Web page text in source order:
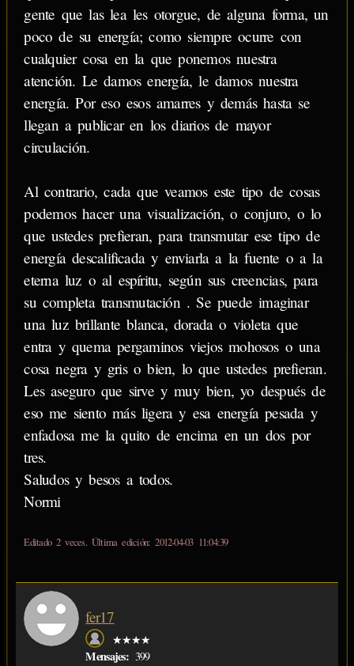
gente que las lea les otorgue, de alguna forma, un
poco de su energía; como siempre ocurre con
cualquier cosa en la que ponemos nuestra
atención. Le damos energía, le damos nuestra
energía. Por eso esos amarres y demás hasta se
llegan a publicar en los diarios de mayor
circulación.
Al contrario, cada que veamos este tipo de cosas
podemos hacer una visualización, o conjuro, o lo
que ustedes prefieran, para transmutar ese tipo de
energía descalificada y enviarla a la fuente o a la
eterna luz o al espíritu, según sus creencias, para
su completa transmutación . Se puede imaginar
una luz brillante blanca, dorada o violeta que
entra y quema pergaminos viejos mohosos o una
cosa negra y gris o bien, lo que ustedes prefieran.
Les aseguro que sirve y muy bien, yo después de
eso me siento más ligera y esa energía pesada y
enfadosa me la quito de encima en un dos por
tres.
Saludos y besos a todos.
Normi
Editado 2 veces. Última edición: 2012-04-03 11:04:39
fer17
★★★★
Mensajes: 399